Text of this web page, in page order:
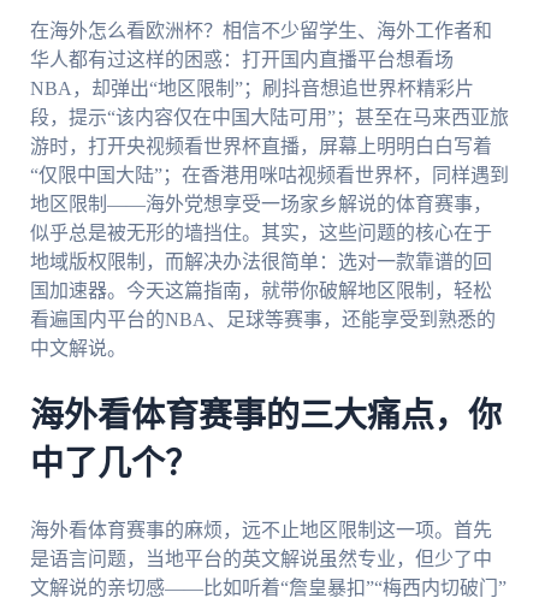
在海外怎么看欧洲杯？相信不少留学生、海外工作者和
华人都有过这样的困惑：打开国内直播平台想看场
NBA，却弹出“地区限制”；刷抖音想追世界杯精彩片
段，提示“该内容仅在中国大陆可用”；甚至在马来西亚旅
游时，打开央视频看世界杯直播，屏幕上明明白白写着
“仅限中国大陆”；在香港用咪咕视频看世界杯，同样遇到
地区限制——海外党想享受一场家乡解说的体育赛事，
似乎总是被无形的墙挡住。其实，这些问题的核心在于
地域版权限制，而解决办法很简单：选对一款靠谱的回
国加速器。今天这篇指南，就带你破解地区限制，轻松
看遍国内平台的NBA、足球等赛事，还能享受到熟悉的
中文解说。
海外看体育赛事的三大痛点，你
中了几个？
海外看体育赛事的麻烦，远不止地区限制这一项。首先
是语言问题，当地平台的英文解说虽然专业，但少了中
文解说的亲切感——比如听着“詹皇暴扣”“梅西内切破门”